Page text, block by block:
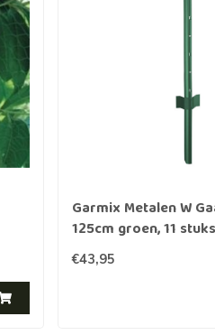
Garmix Metalen W
125cm groen, 11 stuks
€43,95